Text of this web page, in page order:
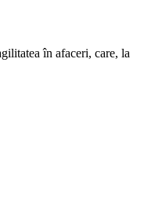
în afaceri, care, la